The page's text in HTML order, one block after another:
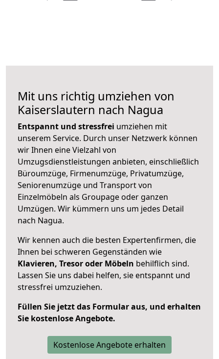
Mit uns richtig umziehen von
Kaiserslautern nach Nagua
Entspannt und stressfrei umziehen mit
unserem Service. Durch unser Netzwerk können
wir Ihnen eine Vielzahl von
Umzugsdienstleistungen anbieten, einschließlich
Büroumzüge, Firmenumzüge, Privatumzüge,
Seniorenumzüge und Transport von
Einzelmöbeln als Groupage oder ganzen
Umzügen. Wir kümmern uns um jedes Detail
nach Nagua.
Wir kennen auch die besten Expertenfirmen, die
Ihnen bei schweren Gegenständen wie
Klavieren, Tresor oder Möbeln behilflich sind.
Lassen Sie uns dabei helfen, sie entspannt und
stressfrei umzuziehen.
Füllen Sie jetzt das Formular aus, und erhalten
Sie kostenlose Angebote.
Kostenlose Angebote erhalten